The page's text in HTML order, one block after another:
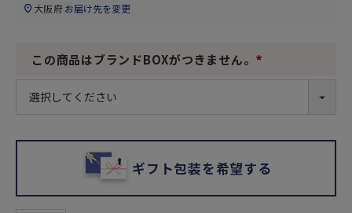
大阪府お届け先を変更
この商品はブランドBOXがつきません。
ギフト包装を希望する